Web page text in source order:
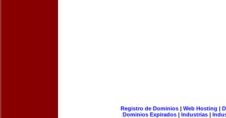
Registro de Dominios| Web Hosting |
Dominios Expirados | Industrias |